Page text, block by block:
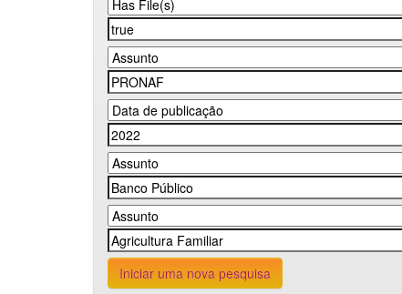
Iniciar uma nova pesquisa